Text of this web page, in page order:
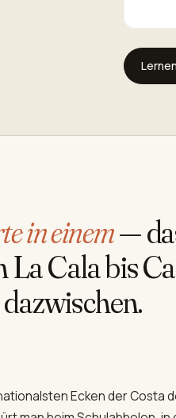
in einem—
La Cala bis
Ecken der Costa